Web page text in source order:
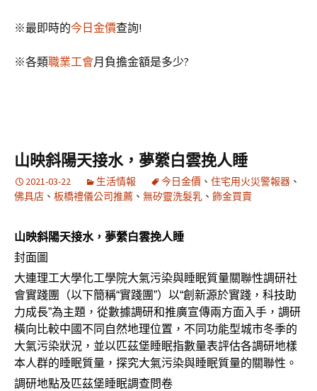
※最即時的今日金價查詢!
※各類職業工會月負擔金額是多少?
山映斜陽天接水，夢縈白雲挽人睡
2021-03-22 生活情報 今日金價 、 住宅用火災警報器 、
佛具店 、 板橋禮儀公司推薦 、 無矽靈洗髮乳 、 飾金買賣
山映斜陽天接水，夢縈白雲挽人睡
封面圖
大連理工大學化工學院大氣污染與睡眠質量關聯性調研社
會實踐團（以下簡稱“實踐團”）以“創新源於實踐，科技助
力成長”為主題，從數據調研和推廣宣傳兩方面入手，調研
橫向比較中國不同自然地理位置，不同功能型城市冬季的
大氣污染狀況，並以匹茲堡睡眠指數量表評估各調研地樣
本人群的睡眠質量，探究大氣污染與睡眠質量的關聯性。
調研地點及匹茲堡睡眠調查問卷